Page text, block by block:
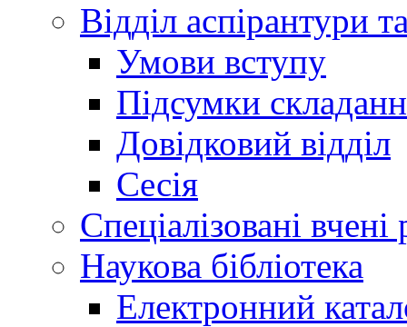
Відділ аспірантури
Умови вступу
Підсумки
Довідковий відділ
Сесія
Спеціалізовані вчені
Наукова бібліотека
Електронний